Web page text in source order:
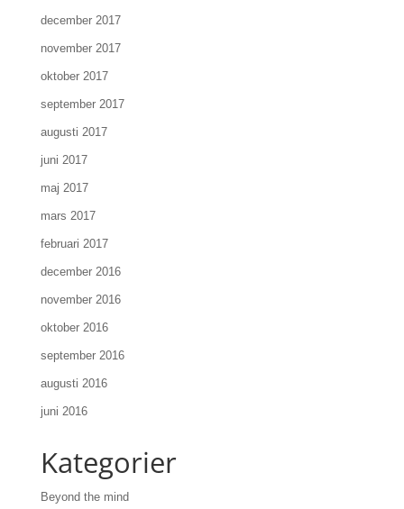
december 2017
november 2017
oktober 2017
september 2017
augusti 2017
juni 2017
maj 2017
mars 2017
februari 2017
december 2016
november 2016
oktober 2016
september 2016
augusti 2016
juni 2016
Kategorier
Beyond the mind